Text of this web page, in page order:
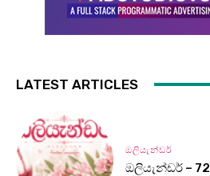
LATEST ARTICLES
ඔලියැන්ඩර්
ඔලියැන්ඩර් – 72